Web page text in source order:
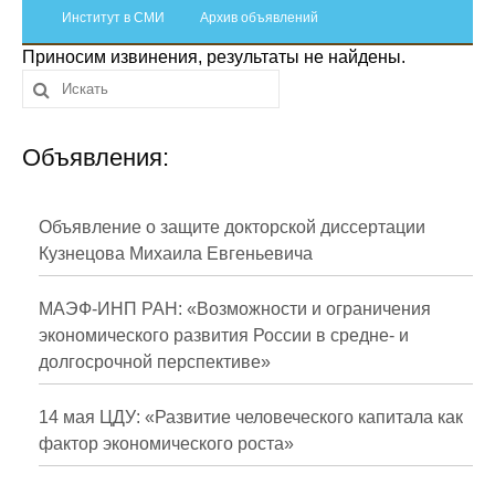
Отчетность
Противодействие коррупции
Материалы для СМИ
Публикации
Научная жизнь
Проблемы прогнозирования
О журнале
Номера журналов
Институт в СМИ Архив объявлений
Приносим извинения, результаты не найдены.
Объявления:
Объявление о защите докторской диссертации
Кузнецова Михаила Евгеньевича
МАЭФ-ИНП РАН: «Возможности и ограничения
экономического развития России в средне- и
долгосрочной перспективе»
14 мая ЦДУ: «Развитие человеческого капитала как
фактор экономического роста»